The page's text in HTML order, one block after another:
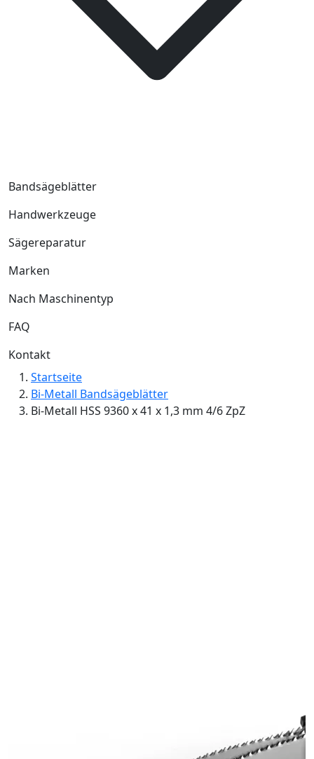
Bandsägeblätter
Handwerkzeuge
Sägereparatur
Marken
Nach Maschinentyp
FAQ
Kontakt
Startseite
Bi-Metall Bandsägeblätter
Bi-Metall HSS 9360 x 41 x 1,3 mm 4/6 ZpZ